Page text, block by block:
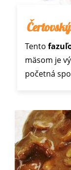
Tento
mäsom je
početná